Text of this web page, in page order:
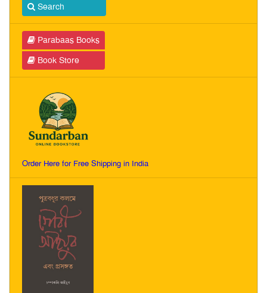
Search
Parabaas Books
Book Store
Order Here for Free Shipping in India